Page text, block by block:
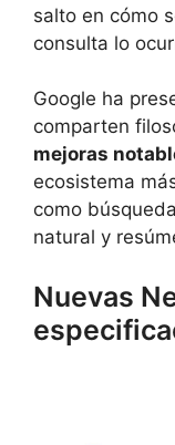
salto en cómo
consulta lo
Google ha
comparten
mejoras
ecosistema
como
natural y
Nuevas